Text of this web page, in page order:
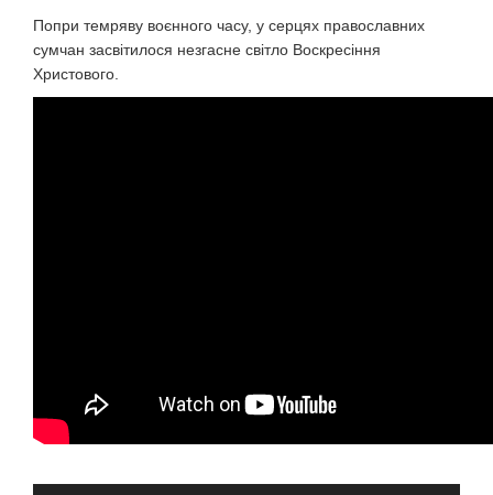
Попри темряву воєнного часу, у серцях православних
сумчан засвітилося незгасне світло Воскресіння
Христового.